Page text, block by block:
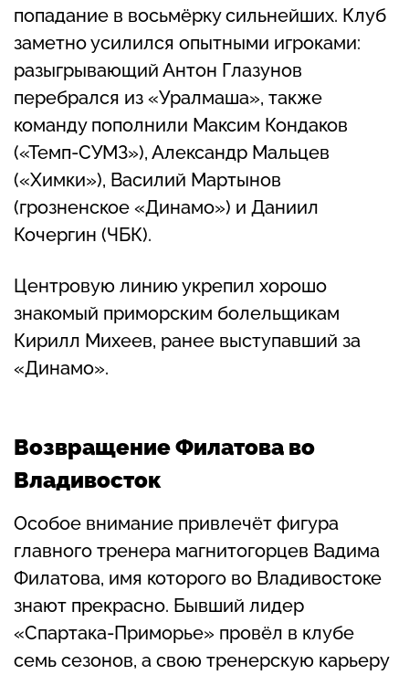
попадание в восьмёрку сильнейших. Клуб
заметно усилился опытными игроками:
разыгрывающий Антон Глазунов
перебрался из «Уралмаша», также
команду пополнили Максим Кондаков
(«Темп-СУМЗ»), Александр Мальцев
(«Химки»), Василий Мартынов
(грозненское «Динамо») и Даниил
Кочергин (ЧБК).
Центровую линию укрепил хорошо
знакомый приморским болельщикам
Кирилл Михеев, ранее выступавший за
«Динамо».
Возвращение Филатова во
Владивосток
Особое внимание привлечёт фигура
главного тренера магнитогорцев Вадима
Филатова, имя которого во Владивостоке
знают прекрасно. Бывший лидер
«Спартака-Приморье» провёл в клубе
семь сезонов, а свою тренерскую карьеру